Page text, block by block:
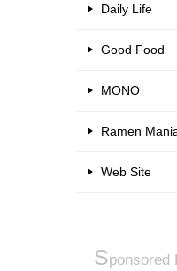
Daily Life
Good Food
MONO
Ramen
Web Site
Sponsored